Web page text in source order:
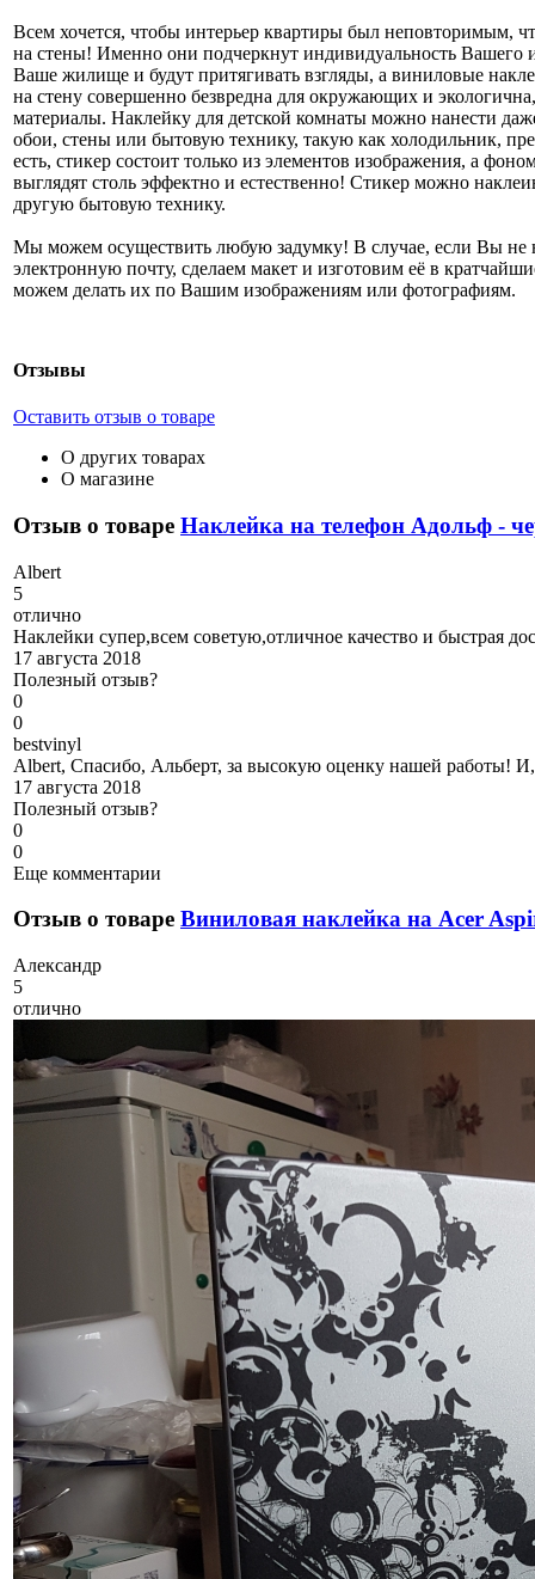
Всем хочется, чтобы интерьер квартиры был неповторимым,
на стены! Именно они подчеркнут индивидуальность
Ваше жилище и будут притягивать взгляды, а виниловые
на стену совершенно безвредна для окружающих и
материалы. Наклейку для детской комнаты можно нанести
обои, стены или бытовую технику, такую как холодильник,
есть, стикер состоит только из элементов изображения, а
выглядят столь эффектно и естественно! Стикер можно
другую бытовую технику.
Мы можем осуществить любую задумку! В случае, если Вы
электронную почту, сделаем макет и изготовим её в
можем делать их по Вашим изображениям или фотографиям.
Отзывы
Оставить отзыв о товаре
О других товарах
О магазине
Отзыв о товаре Наклейка на телефон Адольф -
Albert
5
отлично
Наклейки супер,всем советую,отличное качество и быстрая
17 августа 2018
Полезный отзыв?
0
0
bestvinyl
Albert, Спасибо, Альберт, за высокую оценку нашей работы!
17 августа 2018
Полезный отзыв?
0
0
Еще комментарии
Отзыв о товаре Виниловая наклейка на Acer
Александр
5
отлично